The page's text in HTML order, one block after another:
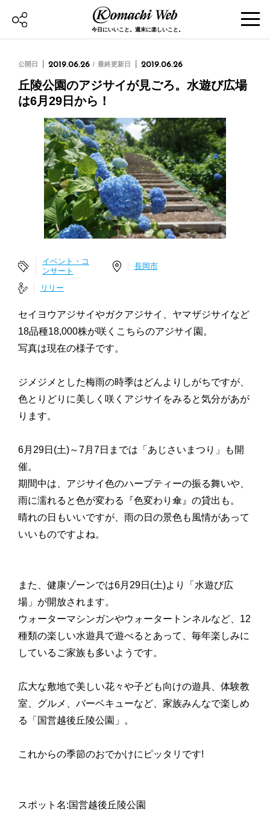
今日にいいこと。週末に楽しいこと。
公開日 2019.06.26 最終更新日 2019.06.26
丘陵公園のアジサイが見ごろ。水遊び広場
は6月29日から！
イベント・コ
ンサート
長岡市
リリー
セイヨウアジサイやガクアジサイ、ヤマザジサイなど
18品種18,000株が咲くこちらのアジサイ園。
写真は現在の様子です。
ジメジメとした梅雨の時季はどんよりしがちですが、
色とりどりに美しく咲くアジサイをみると気分があが
ります。
6月29日(土)～7月7日までは「あじさいまつり」も開
催。
期間中は、アジサイ色のハーブティーの振る舞いや、
雨に濡れると色が変わる『色変わり傘』の貸出も。
晴れの日もいいですが、雨の日の景色も風情があって
いいものですよね。
また、健康ゾーンでは6月29日(土)より「水遊び広
場」が開放されます。
ウォーターマシンガンやウォータートンネルなど、12
種類の楽しい水遊具で遊べるとあって、毎年楽しみに
しているご家族も多いようです。
広大な敷地で美しい花々や子ども向けの遊具、体験教
室、グルメ、バーベキューなど、家族みんなで楽しめ
る「国営越後丘陵公園」。
これからの季節のおでかけにピッタリです!
スポット名:国営越後丘陵公園